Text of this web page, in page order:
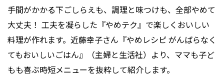
手間がかかる下ごしらえも、調理と味つけも、全部やめて
大丈夫！ 工夫を凝らした『やめテク』で楽しくおいしい
料理が作れます。近藤幸子さん『やめレシピ がんばらなく
てもおいしいごはん』（主婦と生活社）より、ママも子ど
もも喜ぶ時短メニューを抜粋して紹介します。